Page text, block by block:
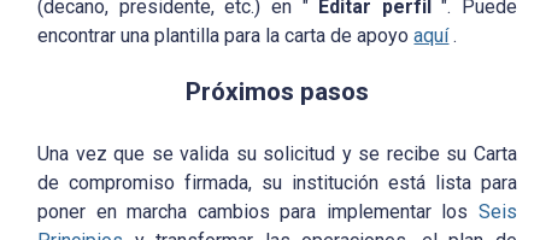
(decano, presidente, etc.) en " Editar perfil
". Puede
encontrar una plantilla para la carta de apoyoaquí.
Próximos pasos
Una vez que se valida su solicitud y se recibe su Carta
de compromiso firmada, su institución está lista para
poner en marcha cambios para implementar los Seis